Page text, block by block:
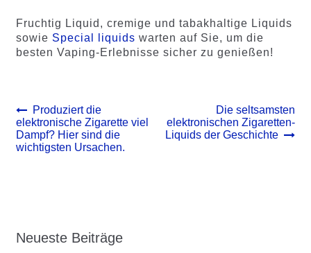
Fruchtig Liquid, cremige und tabakhaltige Liquids
sowie Special liquids warten auf Sie, um die
besten Vaping-Erlebnisse sicher zu genießen!
Beitrags-
Navigation
Vorheriger
Beitrag:
Produziert die
elektronische Zigarette viel
Dampf? Hier sind die
wichtigsten Ursachen.
Nächster
Beitrag:
Die seltsamsten
elektronischen Zigaretten-
Liquids der Geschichte
Neueste Beiträge